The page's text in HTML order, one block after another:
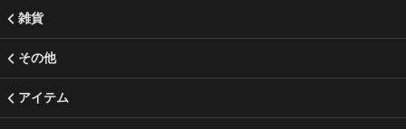
雑貨
その他
アイテム